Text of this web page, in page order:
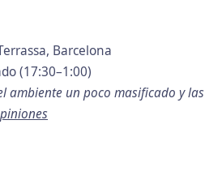
Barcelona
(17:30–1:00)
ambiente un poco masificado y las